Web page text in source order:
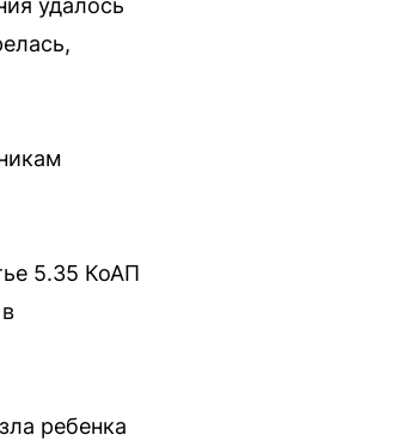
удалось
5.35 КоАП
ребенка